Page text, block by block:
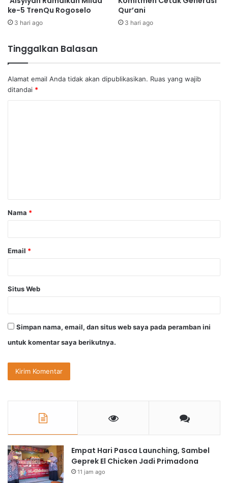
ke-5 TrenQu Rogoselo
3 hari ago
Qur’ani
3 hari ago
Tinggalkan Balasan
Alamat email Anda tidak akan dipublikasikan. Ruas yang wajib
ditandai *
a
r
Nama *
Email *
Situs Web
Simpan nama, email, dan situs web saya pada peramban ini
untuk komentar saya berikutnya.
Empat Hari Pasca Launching, Sambel
Geprek El Chicken Jadi Primadona
11 jam ago